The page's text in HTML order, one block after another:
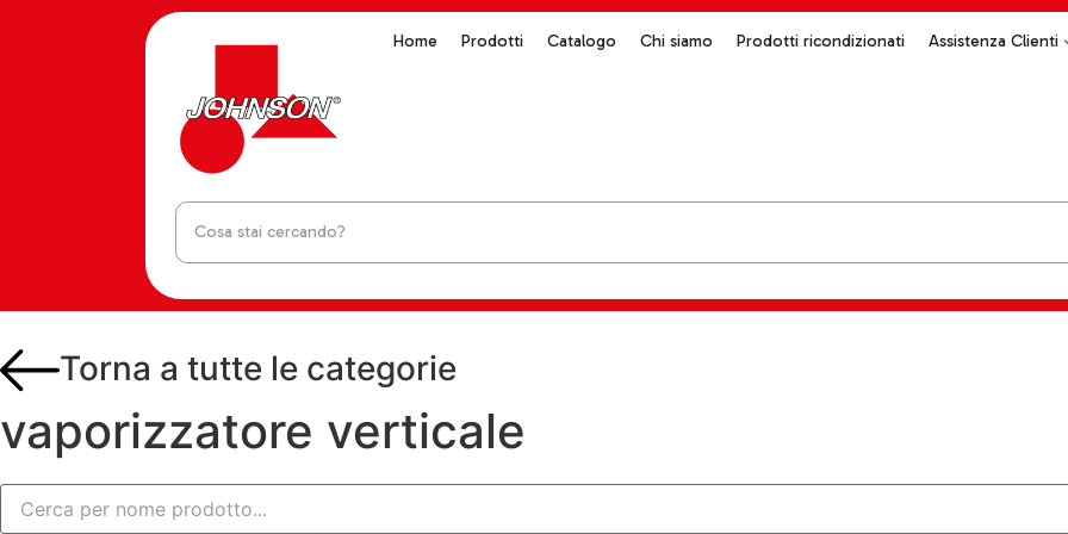
Home Prodotti Catalogo Chi siamo Prodotti ricondizionati Assistenza Clienti
Torna a tutte le categorie
vaporizzatore verticale